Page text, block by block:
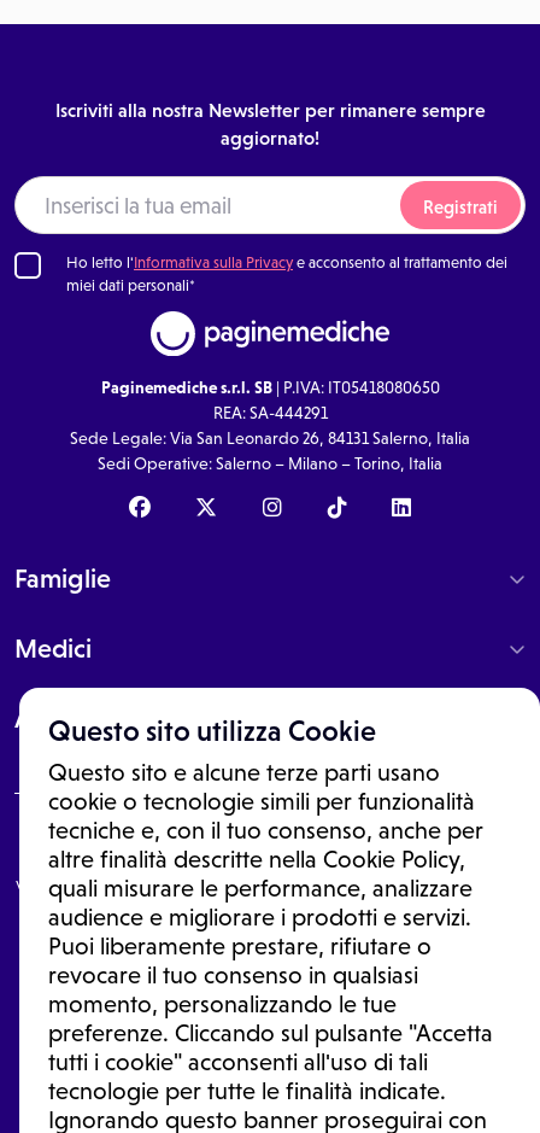
Questo sito utilizza Cookie
Questo sito e alcune terze parti usano
cookie o tecnologie simili per funzionalità
tecniche e, con il tuo consenso, anche per
altre finalità descritte nella Cookie Policy,
quali misurare le performance, analizzare
audience e migliorare i prodotti e servizi.
Puoi liberamente prestare, rifiutare o
revocare il tuo consenso in qualsiasi
momento, personalizzando le tue
preferenze. Cliccando sul pulsante "Accetta
tutti i cookie" acconsenti all'uso di tali
tecnologie per tutte le finalità indicate.
Ignorando questo banner proseguirai con
Iscriviti alla nostra Newsletter per rimanere sempre
aggiornato!
Registrati
Ho letto l'Informativa sulla Privacye acconsento al trattamento dei
miei dati personali*
Paginemediche s.r.l. SB| P.IVA: IT05418080650
REA: SA-444291
Sede Legale: Via San Leonardo 26, 84131 Salerno, Italia
Sedi Operative: Salerno – Milano – Torino, Italia
Famiglie
Medici
About
Le informazioni proposte in questo sito non sono un consulto medico.
In nessun caso, queste informazioni sostituiscono un consulto, una
visita o una diagnosi formulata dal medico. Non si devono considerare
le informazioni disponibili come suggerimenti per la formulazione di
una diagnosi, la determinazione di un trattamento o l'assunzione o
sospensione di un farmaco senza prima consultare un medico di
medicina generale o uno specialista.
Condizioni di utilizzo|Privacy Policy |Gestione Cookie
Ⓒ 2026 | Tutti i diritti riservati.